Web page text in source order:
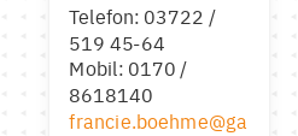
Telefon: 03722 /
519 45-64
Mobil: 0170 /
8618140‬
francie.boehme@ga